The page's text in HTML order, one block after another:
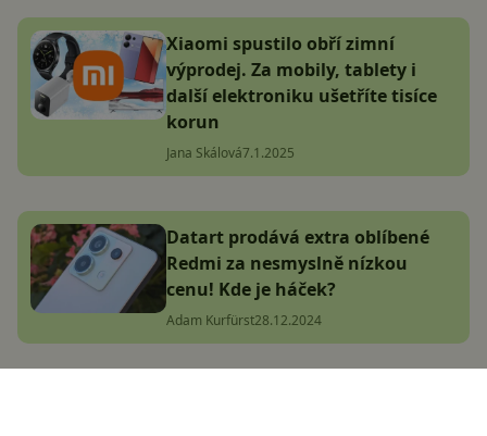
Xiaomi spustilo obří zimní
výprodej. Za mobily, tablety i
další elektroniku ušetříte tisíce
korun
Jana Skálová7.1.2025
Datart prodává extra oblíbené
Redmi za nesmyslně nízkou
cenu! Kde je háček?
Adam Kurfürst28.12.2024